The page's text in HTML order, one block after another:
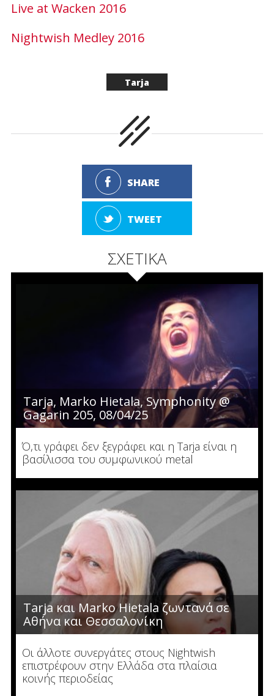
Live at Wacken 2016
Nightwish Medley 2016
Tarja
SHARE
TWEET
ΣΧΕΤΙΚΑ
Tarja, Marko Hietala, Symphonity @
Gagarin 205, 08/04/25
Ό,τι γράφει δεν ξεγράφει και η Tarja είναι η
βασίλισσα του συμφωνικού metal
Tarja και Marko Hietala ζωντανά σε
Αθήνα και Θεσσαλονίκη
Οι άλλοτε συνεργάτες στους Nightwish
επιστρέφουν στην Ελλάδα στα πλαίσια
κοινής περιοδείας